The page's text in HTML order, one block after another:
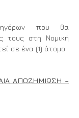
που θα
τους στη Νομική
σε ένα (1) άτομο.
ΑΠΟΖΗΜΙΩΣΗ –